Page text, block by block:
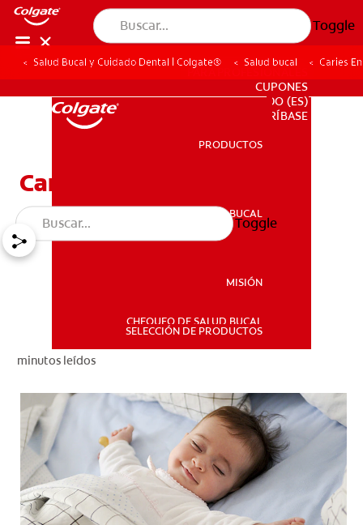
Toggle
SALUD BUCAL
SELECCIÓN DE PRODUCTOS
PARA PROFESIONALES
CUPONES
PARA PROFESIONALES
CUPONES
DO (ES)
SUSCRÍBASE
PRODUCTOS
SALUD BUCAL
MISIÓN
CHEQUEO DE SALUD BUCAL
SELECCIÓN DE PRODUCTOS
Toggle
Salud Bucal y Cuidado Dental | Colgate® Salud bucal Caries
Caries En Niños: ¿QuéEs?
minutos leídos